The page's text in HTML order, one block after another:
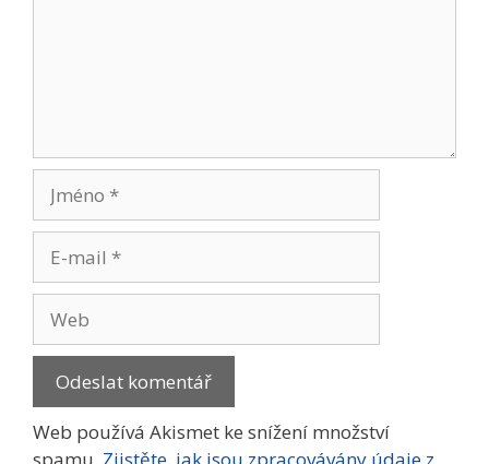
mail
Web používá Akismet ke snížení množství
spamu. Zjistěte, jak jsou zpracovávány údaje z